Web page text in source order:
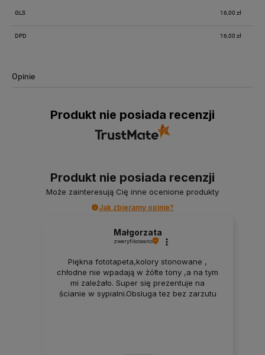
GLS 16,00 zł
DPD 16,00 zł
Opinie
Produkt nie posiada recenzji
Produkt nie posiada recenzji
Może zainteresują Cię inne ocenione produkty
Jak zbieramy opinie?
Małgorzata
zweryfikowano
Piękna fototapeta,kolory stonowane ,
chłodne nie wpadają w żółte tony ,a na tym
mi zależało. Super się prezentuje na
ścianie w sypialni.Obsluga tez bez zarzutu